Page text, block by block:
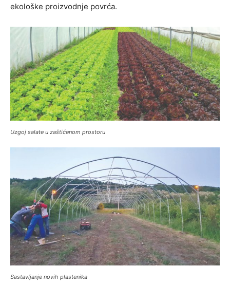
ekološke proizvodnje povrća.
Uzgoj salate u zaštićenom prostoru
Sastavljanje novih plastenika